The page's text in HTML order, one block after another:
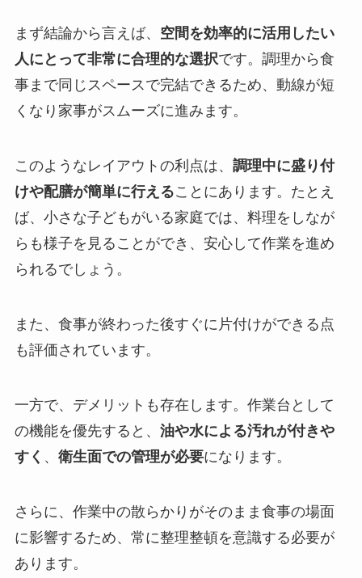
まず結論から言えば、 空間を効率的に活用したい
人にとって非常に合理的な選択です。調理から食
事まで同じスペースで完結できるため、動線が短
くなり家事がスムーズに進みます。
このようなレイアウトの利点は、 調理中に盛り付
けや配膳が簡単に行えることにあります。たとえ
ば、小さな子どもがいる家庭では、料理をしなが
らも様子を見ることができ、安心して作業を進め
られるでしょう。
また、食事が終わった後すぐに片付けができる点
も評価されています。
一方で、デメリットも存在します。作業台として
の機能を優先すると、 油や水による汚れが付きや
すく 、 衛生面での管理が必要になります。
さらに、作業中の散らかりがそのまま食事の場面
に影響するため、常に整理整頓を意識する必要が
あります。